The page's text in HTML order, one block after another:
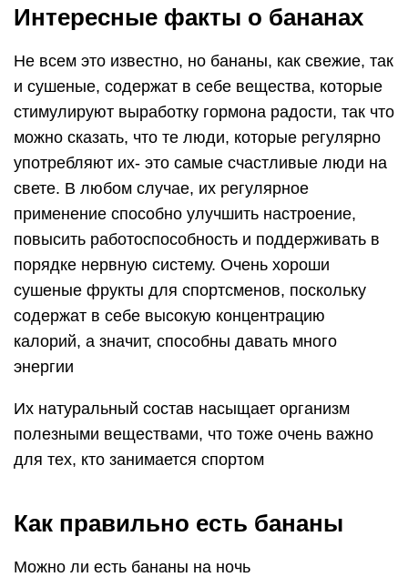
Интересные факты о бананах
Не всем это известно, но бананы, как свежие, так
и сушеные, содержат в себе вещества, которые
стимулируют выработку гормона радости, так что
можно сказать, что те люди, которые регулярно
употребляют их- это самые счастливые люди на
свете. В любом случае, их регулярное
применение способно улучшить настроение,
повысить работоспособность и поддерживать в
порядке нервную систему. Очень хороши
сушеные фрукты для спортсменов, поскольку
содержат в себе высокую концентрацию
калорий, а значит, способны давать много
энергии
Их натуральный состав насыщает организм
полезными веществами, что тоже очень важно
для тех, кто занимается спортом
Как правильно есть бананы
Можно ли есть бананы на ночь